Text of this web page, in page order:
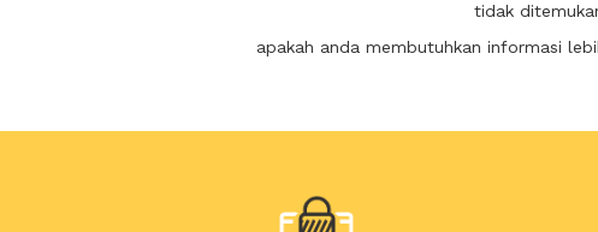
tidak
apakah anda membutuhkan informasi